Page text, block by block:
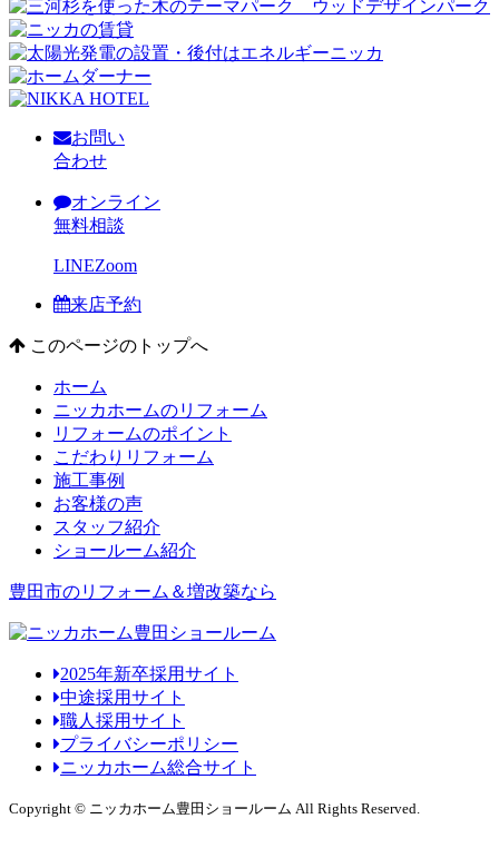
お問い
合わせ
オンライン
無料相談
LINEZoom
来店予約
このページのトップへ
ホーム
ニッカホームのリフォーム
リフォームのポイント
こだわりリフォーム
施工事例
お客様の声
スタッフ紹介
ショールーム紹介
豊田市のリフォーム＆増改築なら
2025年新卒採用サイト
中途採用サイト
職人採用サイト
プライバシーポリシー
ニッカホーム総合サイト
Copyright © ニッカホーム豊田ショールーム All Rights Reserved.